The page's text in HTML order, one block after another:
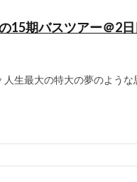
15期バスツアー＠2日
生最大の特大の夢のような